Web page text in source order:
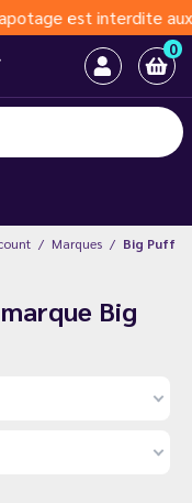
est interdite
0
Marques Big Puff
Big